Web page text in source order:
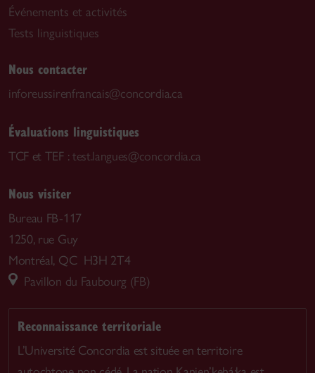
Événements et activités
Tests linguistiques
Nous contacter
inforeussirenfrancais@concordia.ca
Évaluations linguistiques
TCF et TEF :test.langues@concordia.ca
Nous visiter
Bureau FB-117
1250, rue Guy
Montréal, QC H3H 2T4
Pavillon du Faubourg (FB)
Reconnaissance territoriale
L’Université Concordia est située en territoire